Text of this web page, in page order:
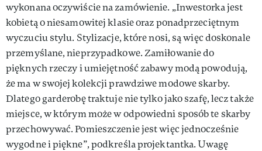
wykonana oczywiście na zamówienie. „Inwestorka jest
kobietą o niesamowitej klasie oraz ponadprzeciętnym
wyczuciu stylu. Stylizacje, które nosi, są więc doskonale
przemyślane, nieprzypadkowe. Zamiłowanie do
pięknych rzeczy i umiejętność zabawy modą powodują,
że ma w swojej kolekcji prawdziwe modowe skarby.
Dlatego garderobę traktuje nie tylko jako szafę, lecz także
miejsce, w którym może w odpowiedni sposób te skarby
przechowywać. Pomieszczenie jest więc jednocześnie
wygodne i piękne”, podkreśla projektantka. Uwagę